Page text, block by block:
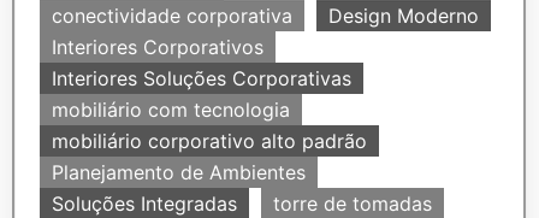
conectividade corporativa
Design Moderno
Interiores Corporativos
Interiores Soluções Corporativas
mobiliário com tecnologia
mobiliário corporativo alto padrão
Planejamento de Ambientes
Soluções Integradas
torre de tomadas